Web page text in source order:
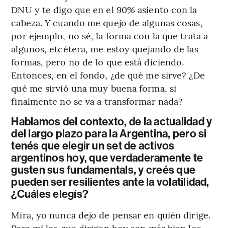
DNU y te digo que en el 90% asiento con la
cabeza. Y cuando me quejo de algunas cosas,
por ejemplo, no sé, la forma con la que trata a
algunos, etcétera, me estoy quejando de las
formas, pero no de lo que está diciendo.
Entonces, en el fondo, ¿de qué me sirve? ¿De
qué me sirvió una muy buena forma, si
finalmente no se va a transformar nada?
Hablamos del contexto, de la actualidad y
del largo plazo para la Argentina, pero si
tenés que elegir un set de activos
argentinos hoy, que verdaderamente te
gusten sus fundamentals, y creés que
pueden ser resilientes ante la volatilidad,
¿Cuáles elegís?
Mira, yo nunca dejo de pensar en quién dirige.